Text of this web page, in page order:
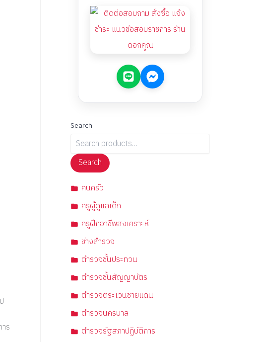
ร
Search
Search
คนครัว
ครูผู้ดูแลเด็ก
ครูฝึกอาชีพสงเคราะห์
ช่างสำรวจ
ตำรวจชั้นประทวน
ตำรวจชั้นสัญญาบัตร
ตำรวจตระเวนชายแดน
ตำรวจนครบาล
ตำรวจรัฐสภาปฏิบัติการ